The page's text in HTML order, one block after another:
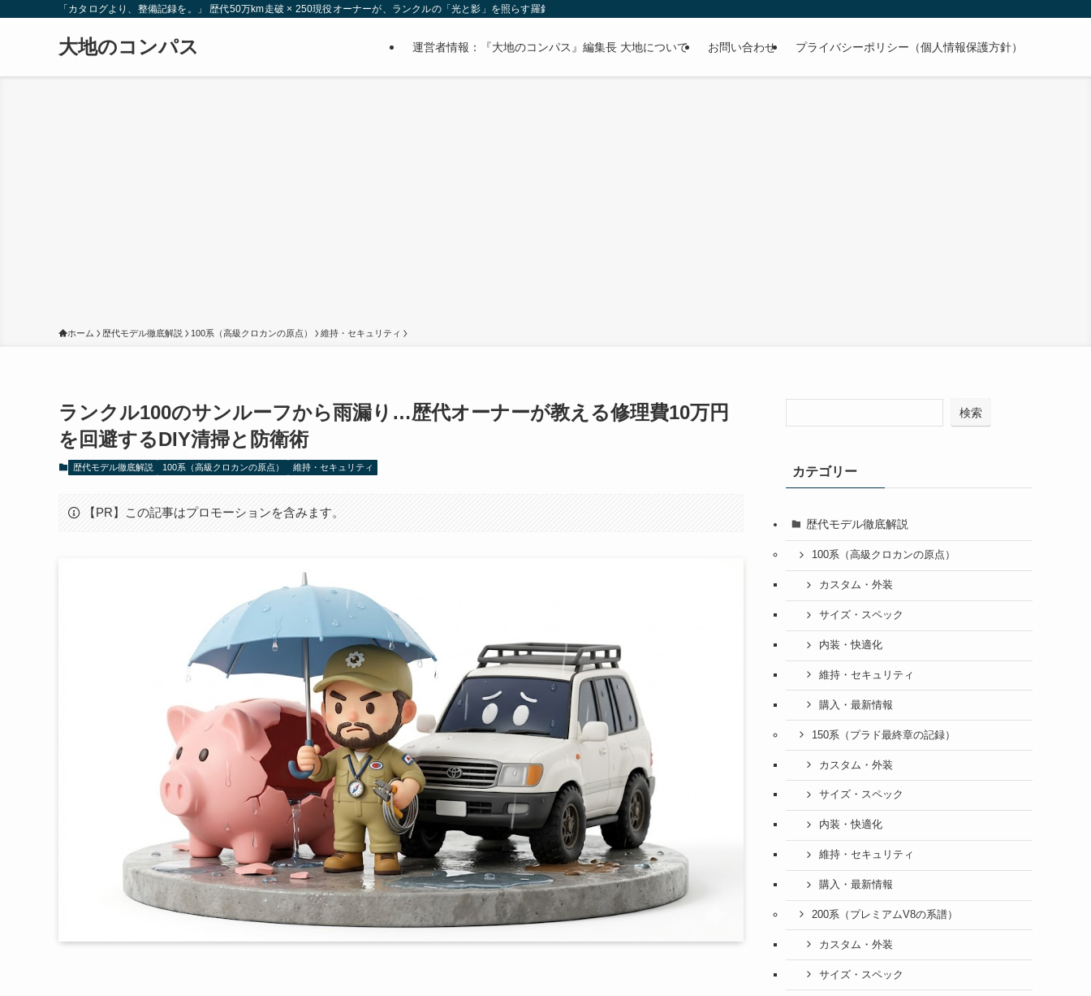
「カタログより、整備記録を。」 歴代50万km走破 × 250現役オーナーが、ランクルの「光と影」を照らす羅針盤。
大地のコンパス 運営者情報：『大地のコンパス』編集長 大地について お問い合わせ プライバシーポリシー（個人情報保護方針）
ホーム 歴代モデル徹底解説 100系（高級クロカンの原点） 維持・セキュリティ
ランクル100のサンルーフから雨漏り…歴代オーナーが教える修理費10万円
を回避するDIY清掃と防衛術
歴代モデル徹底解説 100系（高級クロカンの原点） 維持・セキュリティ
【PR】この記事はプロモーションを含みます。
検索
カテゴリー
歴代モデル徹底解説
100系（高級クロカンの原点）
カスタム・外装
サイズ・スペック
内装・快適化
維持・セキュリティ
購入・最新情報
150系（プラド最終章の記録）
カスタム・外装
サイズ・スペック
内装・快適化
維持・セキュリティ
購入・最新情報
200系（プレミアムV8の系譜）
カスタム・外装
サイズ・スペック